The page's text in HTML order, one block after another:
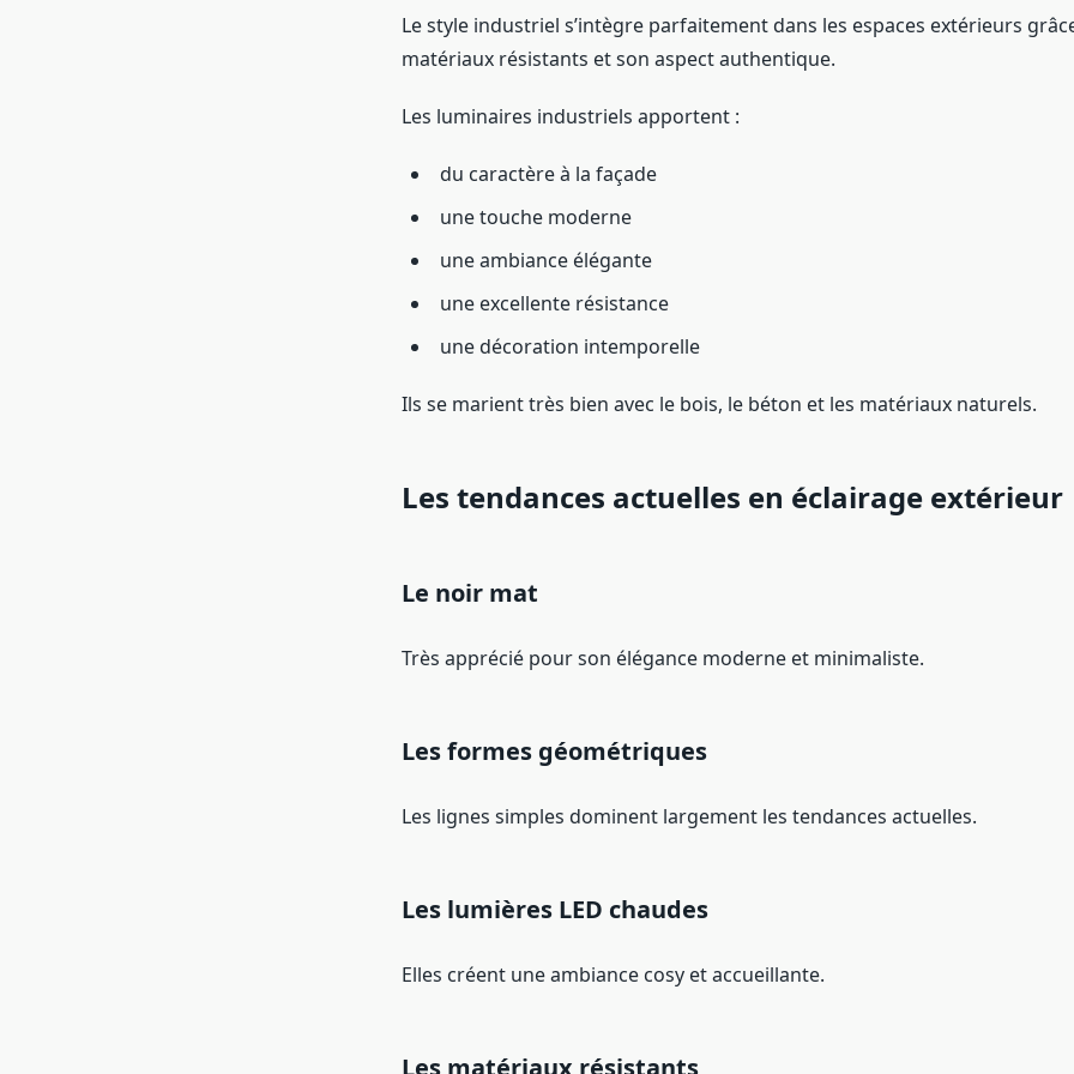
Le style industriel s’intègre parfaitement dans les espaces extérieurs
matériaux résistants et son aspect authentique.
Les luminaires industriels apportent :
du caractère à la façade
une touche moderne
une ambiance élégante
une excellente résistance
une décoration intemporelle
Ils se marient très bien avec le bois, le béton et les matériaux naturels.
Les tendances actuelles en éclairage extérieur
Le noir mat
Très apprécié pour son élégance moderne et minimaliste.
Les formes géométriques
Les lignes simples dominent largement les tendances actuelles.
Les lumières LED chaudes
Elles créent une ambiance cosy et accueillante.